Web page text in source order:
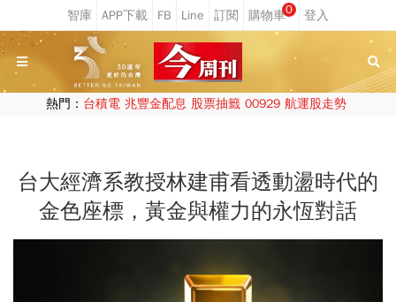
0
熱門： 台積電 兆豐金配息 股票抽籤 00929 航運股走勢
台大經濟系教授林建甫看透動盪時代的
金色座標，黃金與權力的永恆對話